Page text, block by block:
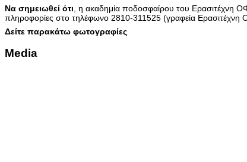
Να σημειωθεί ότι , η ακαδημία ποδοσφαίρου του Ερασιτέχνη
πληροφορίες στο τηλέφωνο 2810-311525 (γραφεία
Δείτε παρακάτω φωτογραφίες
Media